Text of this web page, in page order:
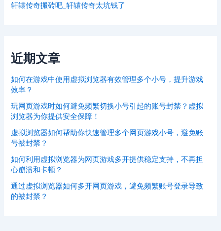
轩辕传奇搬砖吧_轩辕传奇太坑钱了
近期文章
如何在游戏中使用虚拟浏览器有效管理多个小号，提升游戏
效率？
玩网页游戏时如何避免频繁切换小号引起的账号封禁？虚拟
浏览器为你提供安全保障！
虚拟浏览器如何帮助你快速管理多个网页游戏小号，避免账
号被封禁？
如何利用虚拟浏览器为网页游戏多开提供稳定支持，不再担
心崩溃和卡顿？
通过虚拟浏览器如何多开网页游戏，避免频繁账号登录导致
的被封禁？